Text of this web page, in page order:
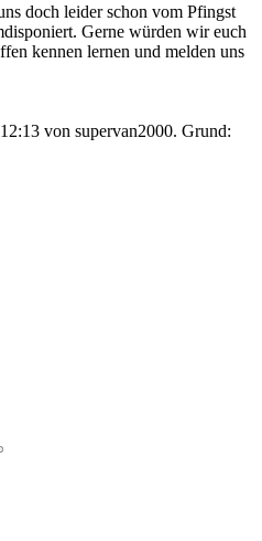
doch leider schon vom Pfingst
Gerne würden wir euch
kennen lernen und melden uns
von supervan2000. Grund: